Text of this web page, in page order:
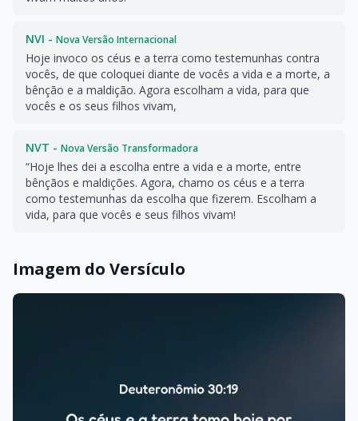
NVI - Nova Versão Internacional
Hoje invoco os céus e a terra como testemunhas contra
vocês, de que coloquei diante de vocês a vida e a morte, a
bênção e a maldição. Agora escolham a vida, para que
vocês e os seus filhos vivam,
NVT - Nova Versão Transformadora
“Hoje lhes dei a escolha entre a vida e a morte, entre
bênçãos e maldições. Agora, chamo os céus e a terra
como testemunhas da escolha que fizerem. Escolham a
vida, para que vocês e seus filhos vivam!
Imagem do Versículo